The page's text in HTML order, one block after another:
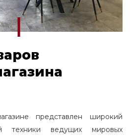
представлен широкий
техники ведущих мировых